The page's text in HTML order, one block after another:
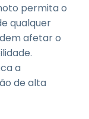
permita o
qualquer
afetar o
a
de alta